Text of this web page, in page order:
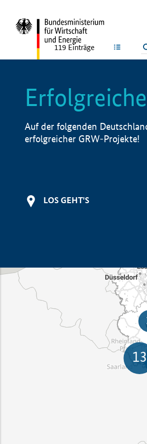
119 Einträge
Auf der folgenden
erfolgreicher GRW-Projekte!
LOS GEHT'S